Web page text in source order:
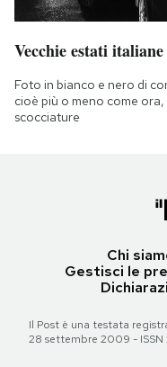
Vecchie estati italiane
Foto in bianco e nero di
cioè più o meno come
scocciature
Chi
Gestisci le
Il Post è una testata
28 settembre 2009 -